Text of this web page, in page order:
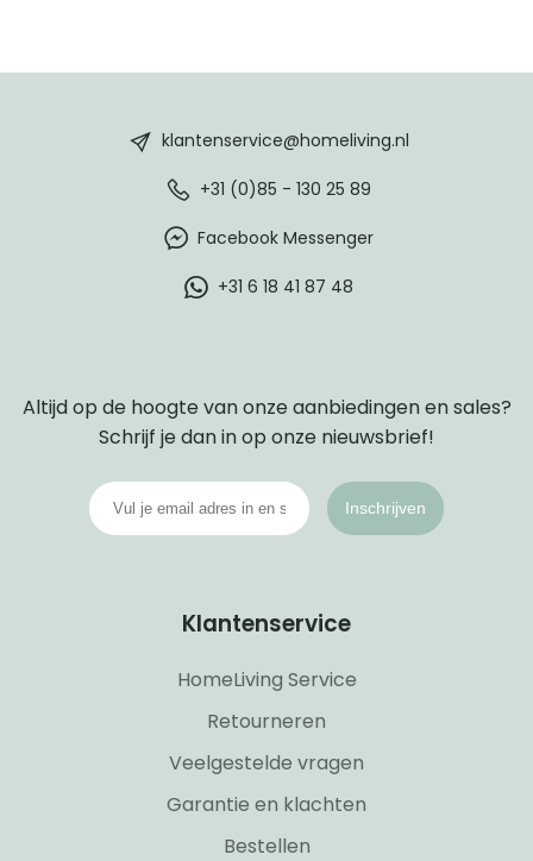
klantenservice@homeliving.nl
+31 (0)85 - 130 25 89
Facebook Messenger
+31 6 18 41 87 48
Altijd op de hoogte van onze aanbiedingen en sales?
Schrijf je dan in op onze nieuwsbrief!
Inschrijven
Klantenservice
HomeLiving Service
Retourneren
Veelgestelde vragen
Garantie en klachten
Bestellen